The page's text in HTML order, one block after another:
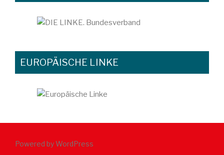
EUROPÄISCHE LINKE
Powered by WordPress